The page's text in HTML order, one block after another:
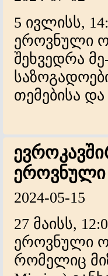
5 ივლისს,
ეროვნული
შეხვედრა
თემებისა და
ეროვნული
2024-05-15
27 მაისს,
ეროვნული
რომელიც